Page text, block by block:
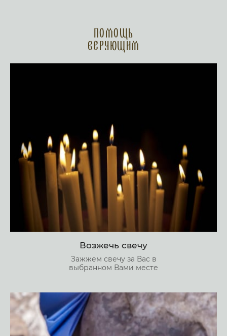
Помощь
верующим
Возжечь свечу
Зажжем свечу за Вас в
выбранном Вами месте